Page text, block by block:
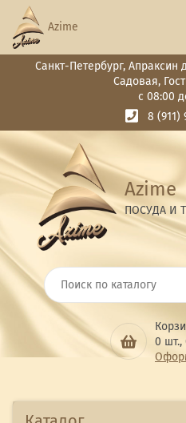
Санкт-Петербург, Апраксин
Садовая,
с 08:00
8 (911)
Azime
ПОСУДА И
0 шт.,
Azime